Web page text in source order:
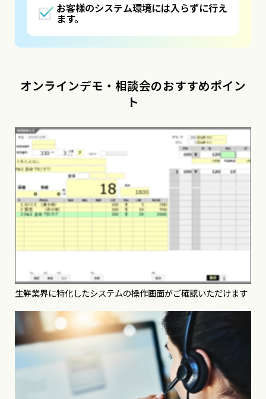
お客様のシステム環境には入らずに行え
ます。
オンラインデモ・相談会のおすすめポイン
ト
生鮮業界に特化したシステムの操作画面がご確認いただけます